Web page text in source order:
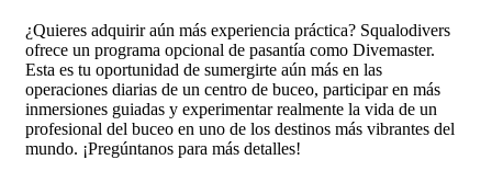
¿Quieres adquirir aún más experiencia práctica? Squalodivers
ofrece un programa opcional de pasantía como Divemaster.
Esta es tu oportunidad de sumergirte aún más en las
operaciones diarias de un centro de buceo, participar en más
inmersiones guiadas y experimentar realmente la vida de un
profesional del buceo en uno de los destinos más vibrantes del
mundo. ¡Pregúntanos para más detalles!